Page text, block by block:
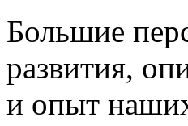
Большие
развития,
и опыт